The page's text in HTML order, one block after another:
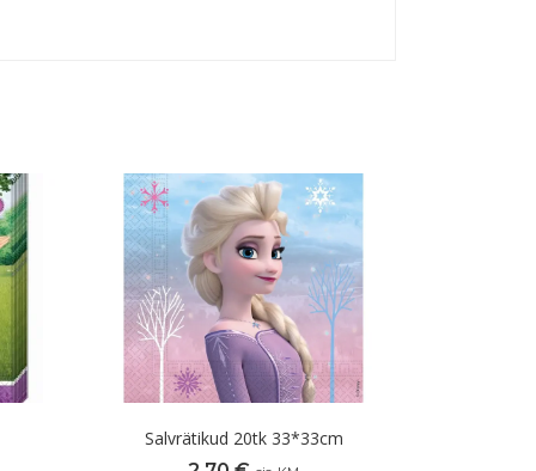
Salvrätikud 20tk 33*33cm